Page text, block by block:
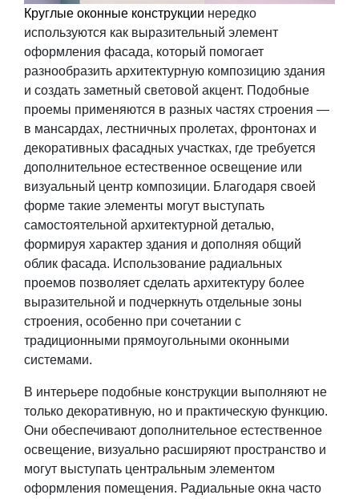
Круглые оконные конструкции нередко
используются как выразительный элемент
оформления фасада, который помогает
разнообразить архитектурную композицию здания
и создать заметный световой акцент. Подобные
проемы применяются в разных частях строения —
в мансардах, лестничных пролетах, фронтонах и
декоративных фасадных участках, где требуется
дополнительное естественное освещение или
визуальный центр композиции. Благодаря своей
форме такие элементы могут выступать
самостоятельной архитектурной деталью,
формируя характер здания и дополняя общий
облик фасада. Использование радиальных
проемов позволяет сделать архитектуру более
выразительной и подчеркнуть отдельные зоны
строения, особенно при сочетании с
традиционными прямоугольными оконными
системами.
В интерьере подобные конструкции выполняют не
только декоративную, но и практическую функцию.
Они обеспечивают дополнительное естественное
освещение, визуально расширяют пространство и
могут выступать центральным элементом
оформления помещения. Радиальные окна часто